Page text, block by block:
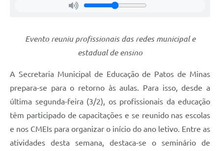
Evento reuniu profissionais das redes municipal e
estadual de ensino
A Secretaria Municipal de Educação de Patos de Minas
prepara-se para o retorno às aulas. Para isso, desde a
última segunda-feira (3/2), os profissionais da educação
têm participado de capacitações e se reunido nas escolas
e nos CMEIs para organizar o início do ano letivo. Entre as
atividades desta semana, destaca-se o seminário de